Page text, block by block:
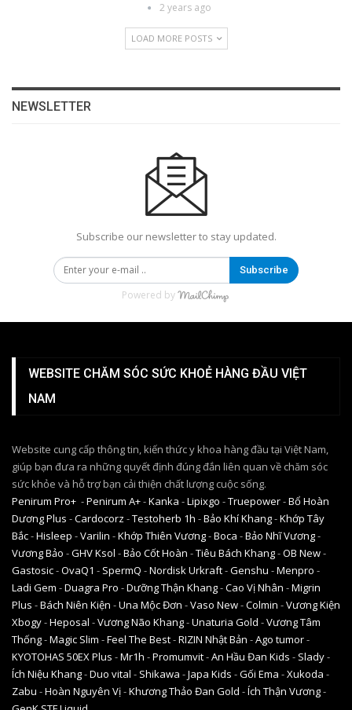
2 years ago
LOAD MORE POSTS
NEWSLETTER
Subscribe our newsletter to stay updated.
Subscribe
Powered by
WEBSITE CHĂM SÓC SỨC KHOẺ HÀNG ĐẦU VIỆT
NAM
Website cung cấp thông tin, kiến thức y khoa hàng đầu tại Việt Nam,
giúp bạn đưa ra những quyết định đúng đắn liên quan về chăm sóc
sức khỏe và hỗ trợ bạn cải thiện chất lượng cuộc sống.
Penirum Pro+ -Penirum A+-Kanka -Lipixgo -Truepower-Bổ Hoàn
Dương Plus -Cardocorz -Testoherb 1h -Bảo Khí Khang-Khớp Tây
Bắc-Hisleep -Varilin -Khớp Thiên Vương-Boca -Bảo Nhĩ Vương-
Vương Bảo -GHV Ksol -Bảo Cốt Hoàn -Tiêu Bách Khang-OB New-
Gastosic-OvaQ1 - SpermQ -Nordisk Urkraft-Genshu -Menpro -
Ladi Gem -Duagra Pro -Dưỡng Thận Khang-Cao Vị Nhân -Migrin
Plus -Bách Niên Kiện -Una Mộc Đơn -Vaso New-Colmin -Vương Kiện
Xbogy-Heposal -Vương Não Khang-Unaturia Gold -Vương Tâm
Thống-Magic Slim -Feel The Best-RIZIN Nhật Bản -Ago tumor-
KYOTOHAS 50EX Plus -Mr1h -Promumvit-An Hầu Đan Kids - Slady-
Ích Niệu Khang-Duo vital - Shikawa -Japa Kids -Gối Ema -Xukoda -
Zabu -Hoàn Nguyên Vị-Khương Thảo Đan Gold -Ích Thận Vương-